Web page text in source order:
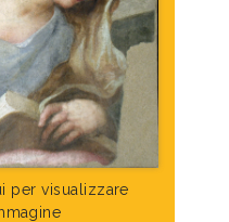
per visualizzare